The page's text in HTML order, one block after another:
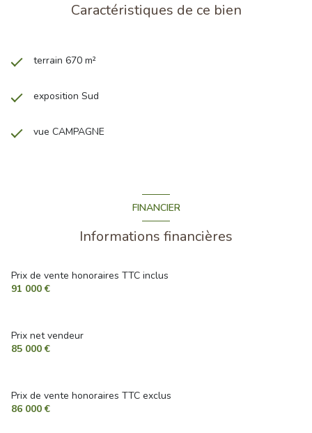
Caractéristiques de ce bien
terrain 670 m²
exposition Sud
vue CAMPAGNE
FINANCIER
Informations financières
Prix de vente honoraires TTC inclus
91 000 €
Prix net vendeur
85 000 €
Prix de vente honoraires TTC exclus
86 000 €